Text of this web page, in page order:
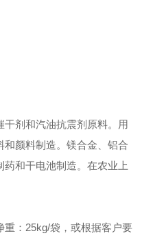
剂和汽油抗震剂原料。用
颜料制造。镁合金、铝合
和干电池制造。在农业上
重：25kg/袋，或根据客户要